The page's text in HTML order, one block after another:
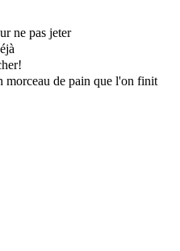
ne pas jeter
morceau de pain que l'on finit